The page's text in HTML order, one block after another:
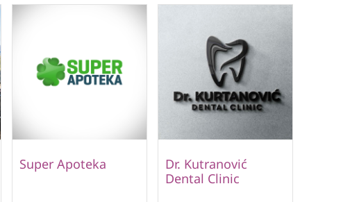
Super Apoteka
Dr. Kutranović
Dental Clinic